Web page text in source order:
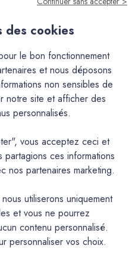
Technique
finition béton ciré pour
un projet neuf ou en
appliquer : Avec son grain
rend la pose d’un béton
les novices. Appliqué
des cookies
le bon fonctionnement
et nous déposons
non sensibles de
notre site et afficher des
personnalisés.
vous acceptez ceci et
ces informations
nos partenaires marketing.
utiliserons uniquement
et vous ne pourrez
contenu personnalisé.
personnaliser vos choix.